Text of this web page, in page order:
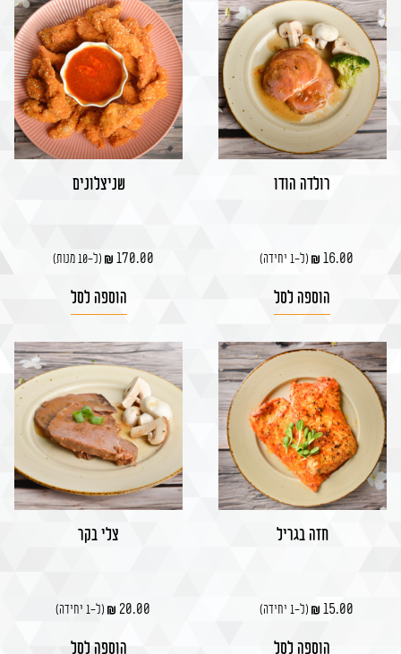
רולדה הודו
16.00 (ל-1 יחידה)
הוספה לסל
שניצלונים
170.00 (ל-10 מנות)
הוספה לסל
חזה בגריל
15.00 (ל-1 יחידה)
הוספה לסל
צלי בקר
20.00 (ל-1 יחידה)
הוספה לסל